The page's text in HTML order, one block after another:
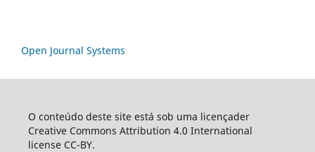
Open Journal Systems
O conteúdo deste site está sob uma licençader
Creative Commons Attribution 4.0 International
license CC-BY.